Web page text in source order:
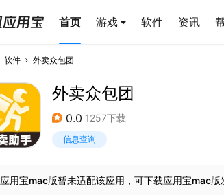
首页 游戏 软件 资讯
软件 外卖众包团
外卖众包团
0.0 1257下载
信息查询
应用宝mac版暂未适配该应用，可下载应用宝mac版